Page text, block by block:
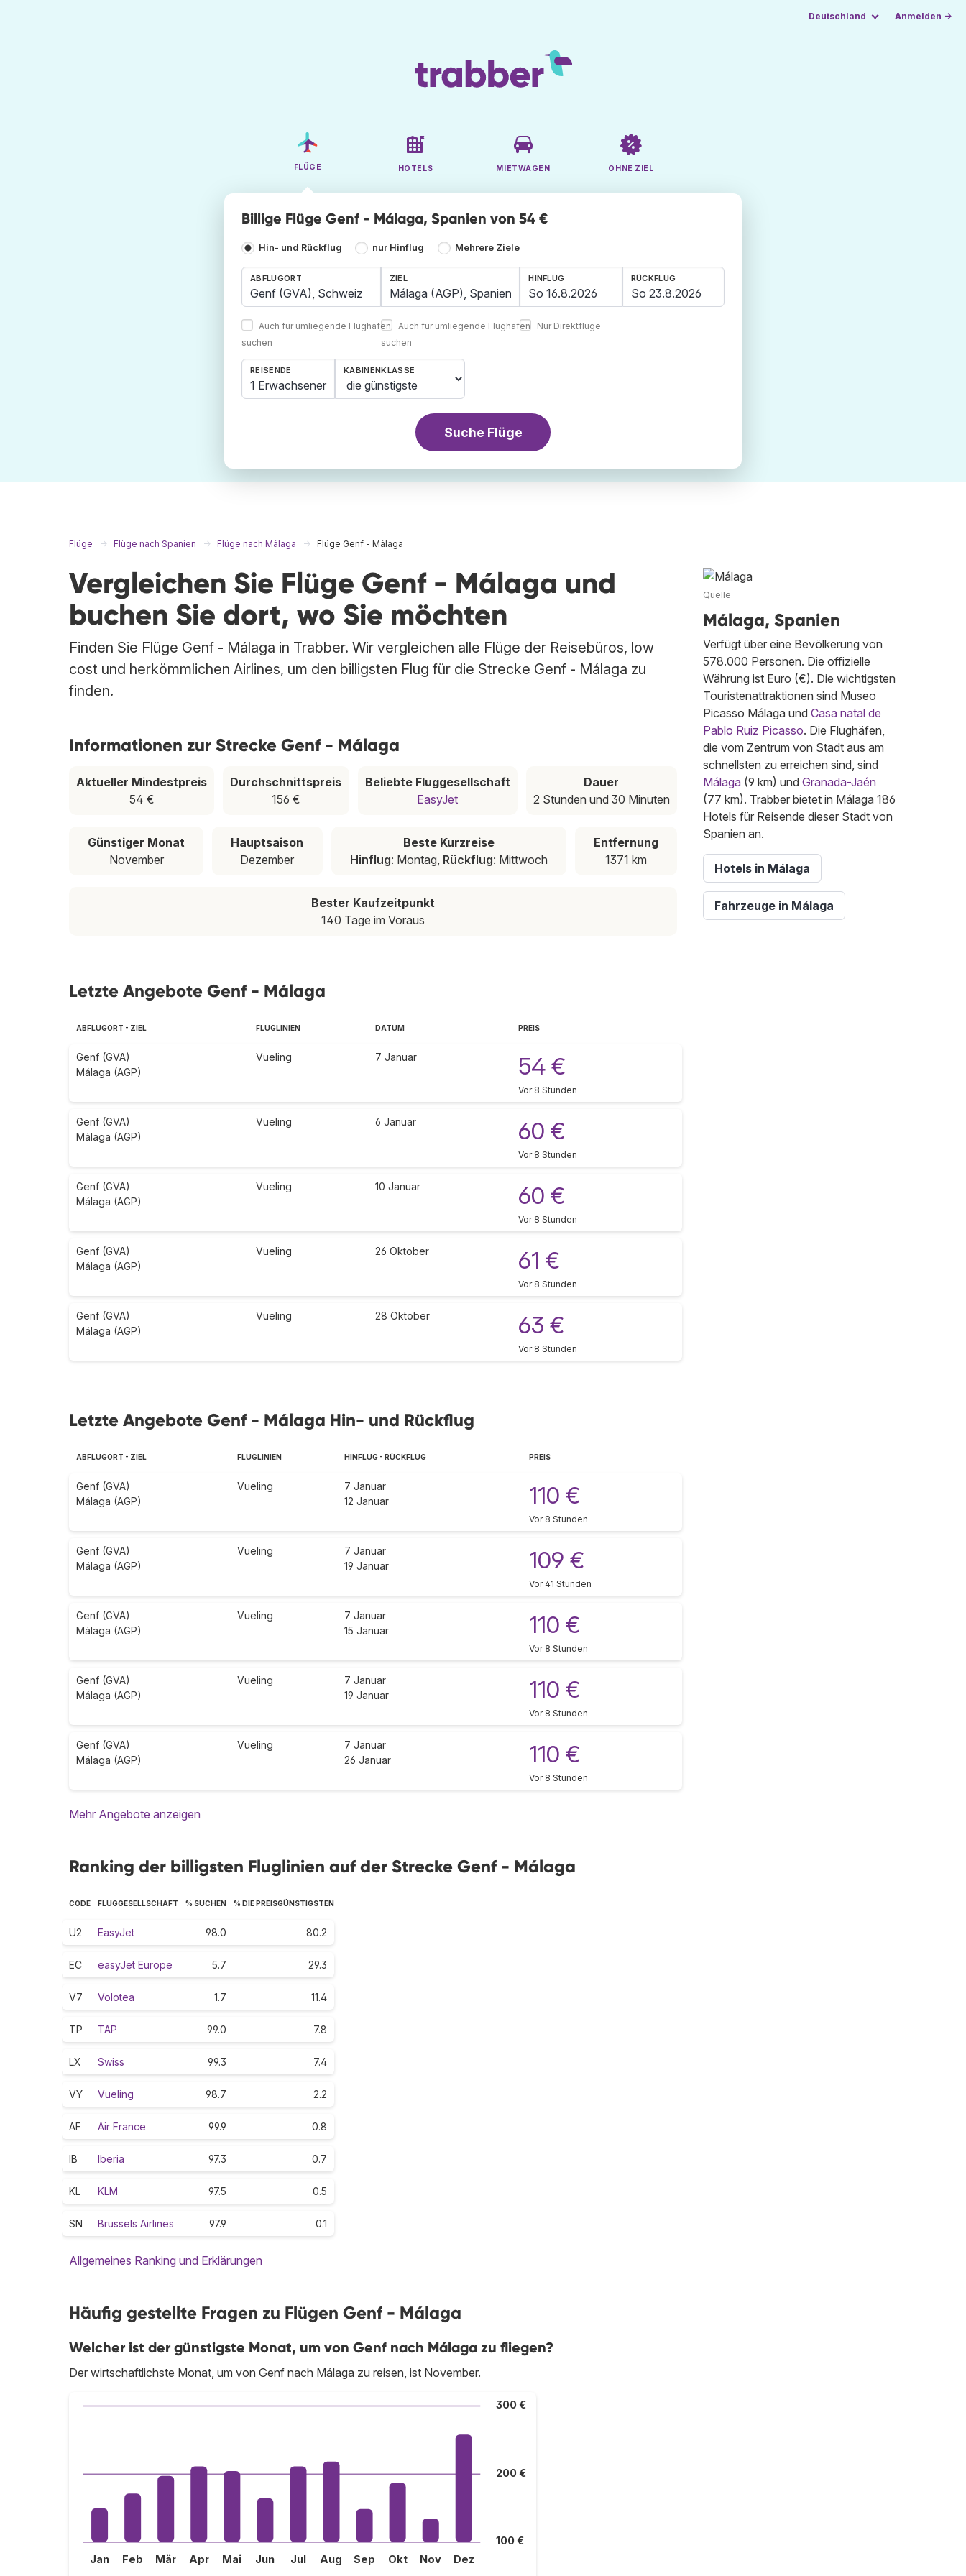
Deutschland Anmelden →
FLÜGE HOTELS MIETWAGEN OHNE ZIEL
Billige Flüge Genf - Málaga, Spanien von 54 €
Hin- und Rückflug nur Hinflug Mehrere Ziele
ABFLUGORT
Auch für umliegende Flughäfen
suchen
ZIEL
Auch für umliegende Flughäfen
suchen
HINFLUG RÜCKFLUG
Nur Direktflüge
REISENDE
1 Erwachsener
KABINENKLASSE
Suche Flüge
Flüge Flüge nach Spanien Flüge nach Málaga Flüge Genf - Málaga
Vergleichen Sie Flüge Genf - Málaga und
buchen Sie dort, wo Sie möchten
Finden Sie Flüge Genf - Málaga in Trabber. Wir vergleichen alle Flüge der Reisebüros, low
cost und herkömmlichen Airlines, um den billigsten Flug für die Strecke Genf - Málaga zu
finden.
Informationen zur Strecke Genf - Málaga
Aktueller Mindestpreis
54 €
Durchschnittspreis
156 €
Beliebte Fluggesellschaft
EasyJet
Dauer
2 Stunden und 30 Minuten
Günstiger Monat
November
Hauptsaison
Dezember
Beste Kurzreise
Hinflug: Montag, Rückflug: Mittwoch
Entfernung
1371 km
Bester Kaufzeitpunkt
140 Tage im Voraus
Letzte Angebote Genf - Málaga
ABFLUGORT - ZIEL FLUGLINIEN DATUM PREIS
Genf (GVA)
Málaga (AGP)
Vueling 7 Januar 54 €
Vor 8 Stunden
Genf (GVA)
Málaga (AGP)
Vueling 6 Januar 60 €
Vor 8 Stunden
Genf (GVA)
Málaga (AGP)
Vueling 10 Januar 60 €
Vor 8 Stunden
Genf (GVA)
Málaga (AGP)
Vueling 26 Oktober 61 €
Vor 8 Stunden
Genf (GVA)
Málaga (AGP)
Vueling 28 Oktober 63 €
Vor 8 Stunden
Letzte Angebote Genf - Málaga Hin- und Rückflug
ABFLUGORT - ZIEL FLUGLINIEN HINFLUG - RÜCKFLUG PREIS
Genf (GVA)
Málaga (AGP)
Vueling
7 Januar
12 Januar
110 €
Vor 8 Stunden
Genf (GVA)
Málaga (AGP)
Vueling
7 Januar
19 Januar
109 €
Vor 41 Stunden
Genf (GVA)
Málaga (AGP)
Vueling
7 Januar
15 Januar
110 €
Vor 8 Stunden
Genf (GVA)
Málaga (AGP)
Vueling
7 Januar
19 Januar
110 €
Vor 8 Stunden
Genf (GVA)
Málaga (AGP)
Vueling
7 Januar
26 Januar
110 €
Vor 8 Stunden
Mehr Angebote anzeigen
Ranking der billigsten Fluglinien auf der Strecke Genf - Málaga
CODE FLUGGESELLSCHAFT % SUCHEN % DIE PREISGÜNSTIGSTEN
U2 EasyJet 98.0 80.2
EC easyJet Europe 5.7 29.3
V7 Volotea 1.7 11.4
TP TAP 99.0 7.8
LX Swiss 99.3 7.4
VY Vueling 98.7 2.2
AF Air France 99.9 0.8
IB Iberia 97.3 0.7
KL KLM 97.5 0.5
SN Brussels Airlines 97.9 0.1
Allgemeines Ranking und Erklärungen
Häufig gestellte Fragen zu Flügen Genf - Málaga
Welcher ist der günstigste Monat, um von Genf nach Málaga zu fliegen?
Der wirtschaftlichste Monat, um von Genf nach Málaga zu reisen, ist November.
100 €
200 €
300 €
Jan Feb Mär Apr Mai Jun Jul Aug Sep Okt Nov Dez
Quelle
Málaga, Spanien
Verfügt über eine Bevölkerung von
578.000 Personen. Die offizielle
Währung ist Euro (€). Die wichtigsten
Touristenattraktionen sind Museo
Picasso Málaga und Casa natal de
Pablo Ruiz Picasso. Die Flughäfen,
die vom Zentrum von Stadt aus am
schnellsten zu erreichen sind, sind
Málaga (9 km) und Granada-Jaén
(77 km). Trabber bietet in Málaga 186
Hotels für Reisende dieser Stadt von
Spanien an.
Hotels in Málaga
Fahrzeuge in Málaga